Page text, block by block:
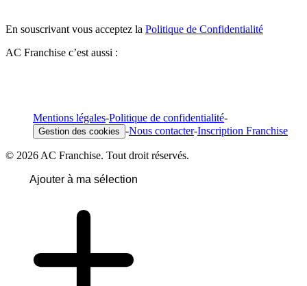
En souscrivant vous acceptez la Politique de Confidentialité
AC Franchise c’est aussi :
Mentions légales-Politique de confidentialité-
Gestion des cookies -Nous contacter-Inscription Franchise
© 2026 AC Franchise. Tout droit réservés.
Ajouter à ma sélection